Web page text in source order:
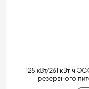
125 кВт/261 кВт-ч
резервного